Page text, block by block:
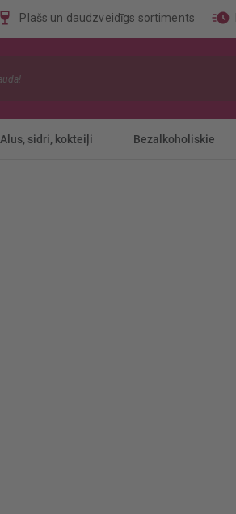
Plašs un daudzveidīgs sortiments
Alus, sidri, kokteiļi Bezalkoholiskie